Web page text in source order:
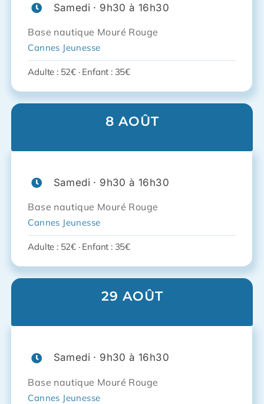
Samedi · 9h30 à 16h30
Base nautique Mouré Rouge
Cannes Jeunesse
Adulte : 52€ · Enfant : 35€
8 AOÛT
Samedi · 9h30 à 16h30
Base nautique Mouré Rouge
Cannes Jeunesse
Adulte : 52€ · Enfant : 35€
29 AOÛT
Samedi · 9h30 à 16h30
Base nautique Mouré Rouge
Cannes Jeunesse